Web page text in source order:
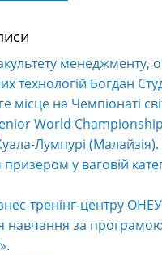
менеджменту,
технологій Богдан
місце на Чемпіонаті
World
Лумпурі
у ваговій
тренінг-центру
навчання за